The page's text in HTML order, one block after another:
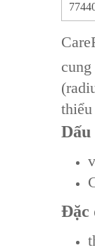
Dấu
Đặc